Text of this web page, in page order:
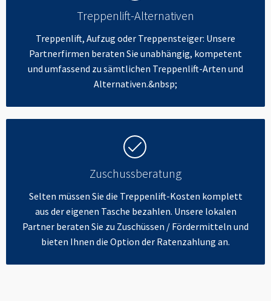
Treppenlift-Alternativen
Treppenlift, Aufzug oder Treppensteiger: Unsere
Partnerfirmen beraten Sie unabhängig, kompetent
und umfassend zu sämtlichen Treppenlift-Arten und
Alternativen.&nbsp;
Zuschussberatung
Selten müssen Sie die Treppenlift-Kosten komplett
aus der eigenen Tasche bezahlen. Unsere lokalen
Partner beraten Sie zu Zuschüssen / Fördermitteln und
bieten Ihnen die Option der Ratenzahlung an.